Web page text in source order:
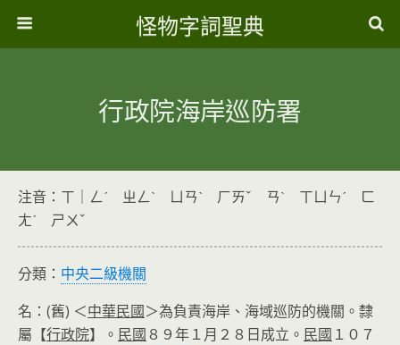
怪物字詞聖典
行政院海岸巡防署
注音：ㄒ｜ㄥˊ ㄓㄥˋ ㄩㄢˋ ㄏㄞˇ ㄢˋ ㄒㄩㄣˊ ㄈ
ㄤˊ ㄕㄨˇ
分類： 中央二級機關
名：(舊) ＜中華民國＞為負責海岸、海域巡防的機關。隸
屬【行政院】。 民國８９年１月２８日成立。 民國 １０７